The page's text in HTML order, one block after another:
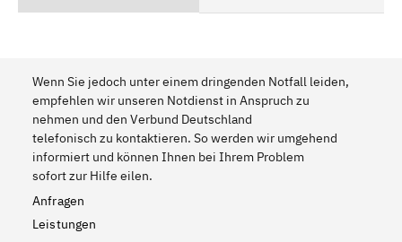
Wenn Sie jedoch unter einem dringenden Notfall leiden,
empfehlen wir unseren Notdienst in Anspruch zu
nehmen und den Verbund Deutschland
telefonisch zu kontaktieren. So werden wir umgehend
informiert und können Ihnen bei Ihrem Problem
sofort zur Hilfe eilen.
Anfragen
Leistungen